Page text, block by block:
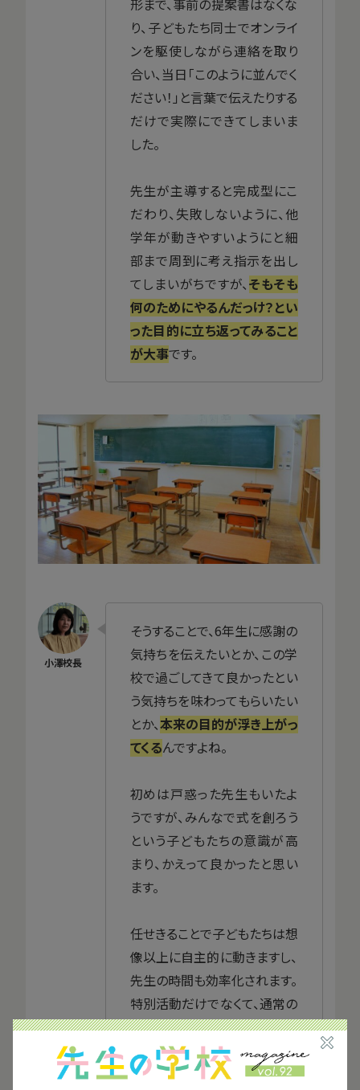
り、子どもたち同士でオンライ
ンを駆使しながら連絡を取り
合い、当日「このように並んでく
ださい！」と言葉で伝えたりする
だけで実際にできてしまいま
した。
先生が主導すると完成型にこ
だわり、失敗しないように、他
学年が動きやすいようにと細
部まで周到に考え指示を出し
てしまいがちですが、そもそも
何のためにやるんだっけ？とい
った目的に立ち返ってみること
が大事です。
そうすることで、6年生に感謝の
気持ちを伝えたいとか、この学
校で過ごしてきて良かったとい
う気持ちを味わってもらいたい
とか、本来の目的が浮き上がっ
てくるんですよね。
初めは戸惑った先生もいたよ
うですが、みんなで式を創ろう
という子どもたちの意識が高
まり、かえって良かったと思い
ます。
任せきることで子どもたちは想
像以上に自主的に動きますし、
先生の時間も効率化されます。
特別活動だけでなくて、通常の
授業にも同じことが言えるの
ではないでしょうか。